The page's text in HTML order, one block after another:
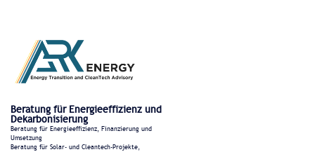
Beratung für Energieeffizienz und
Dekarbonisierung
Beratung für Energieeffizienz, Finanzierung und
Umsetzung
Beratung für Solar- und Cleantech-Projekte,